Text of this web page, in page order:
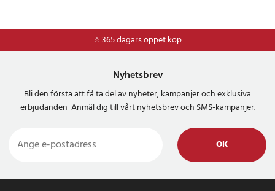
⭐ 365 dagars öppet köp
Nyhetsbrev
Bli den första att få ta del av nyheter, kampanjer och exklusiva
erbjudanden Anmäl dig till vårt nyhetsbrev och SMS-kampanjer.
OK